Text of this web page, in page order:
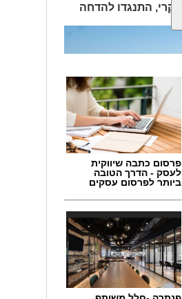
התנגדו להדחה
פרסום כתבה שיווקית
לעסק - הדרך הטובה
ביותר לפרסום עסקים